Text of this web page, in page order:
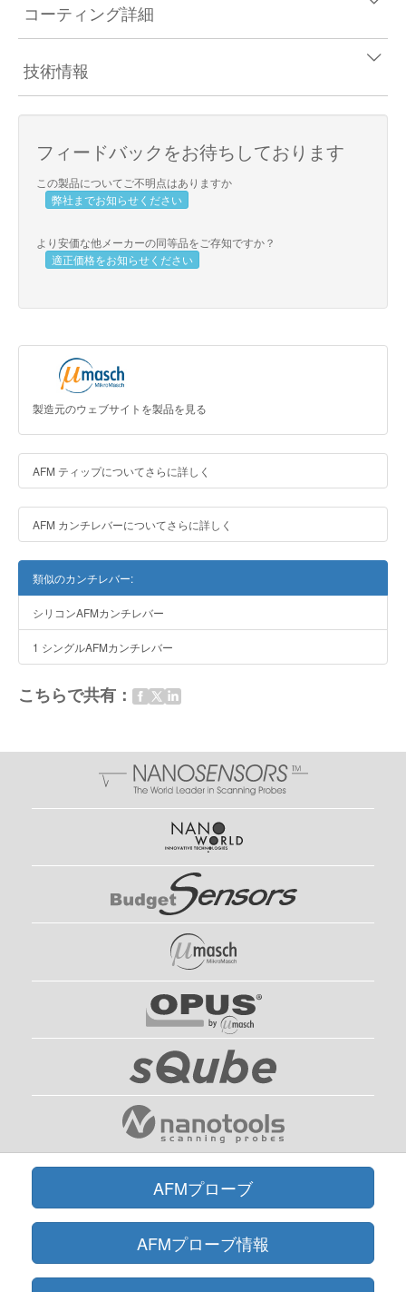
コーティング詳細
技術情報
フィードバックをお待ちしております
この製品についてご不明点はありますか
弊社までお知らせください
より安価な他メーカーの同等品をご存知ですか？
適正価格をお知らせください
製造元のウェブサイトを製品を見る
AFM ティップについてさらに詳しく
AFM カンチレバーについてさらに詳しく
類似のカンチレバー:
シリコンAFMカンチレバー
1 シングルAFMカンチレバー
こちらで共有：
AFMプローブ
AFMプローブ情報